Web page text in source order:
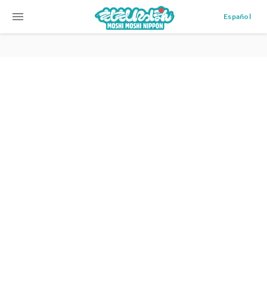
menu Español